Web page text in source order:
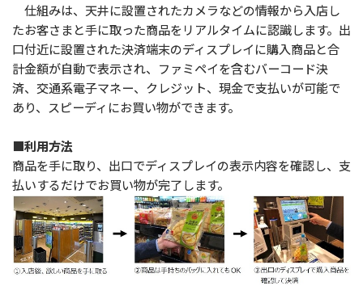
仕組みは、天井に設置されたカメラなどの情報から入店し
たお客さまと手に取った商品をリアルタイムに認識します。出
口付近に設置された決済端末のディスプレイに購入商品と合
計金額が自動で表示され、ファミペイを含むバーコード決
済、交通系電子マネー、クレジット、現金で支払いが可能で
あり、スピーディにお買い物ができます。
■利用方法
商品を手に取り、出口でディスプレイの表示内容を確認し、支
払いするだけでお買い物が完了します。